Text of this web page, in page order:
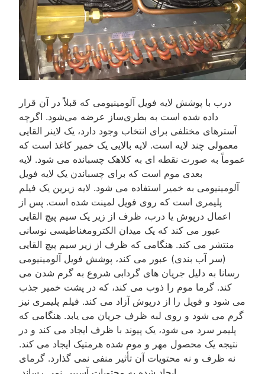
درب با پوشش لایه فویل آلومینیومی که قبلاً در آن قرار
داده شده است به بطری‌ساز عرضه می‌شود. اگرچه
آسترهای مختلفی برای انتخاب وجود دارد، یک لاینر القایی
معمولی چند لایه است. لایه بالایی یک خمیر کاغذ است که
عموماً به صورت نقطه ای به کلاهک چسبانده می شود. لایه
بعدی موم است که برای چسباندن یک لایه فویل
آلومینیومی به خمیر استفاده می شود. لایه زیرین یک فیلم
پلیمری است که روی فویل لمینت شده است. پس از
اعمال درپوش یا درب، ظرف از زیر یک سیم پیچ القایی
عبور می کند که یک میدان الکترومغناطیسی نوسانی
منتشر می کند. هنگامی که ظرف از زیر سیم پیچ القایی
(سر آب بندی) عبور می کند، پوشش فویل آلومینیومی
رسانا به دلیل جریان های گردابی شروع به گرم شدن می
کند. گرما موم را ذوب می کند، که در پشت خمیر جذب
می شود و فویل را از درپوش آزاد می کند. فیلم پلیمری نیز
گرم می شود و روی لبه ظرف جریان می یابد. هنگامی که
پلیمر سرد می شود، یک پیوند با ظرف ایجاد می کند و در
نتیجه یک محصول مهر و موم شده هرمتیک ایجاد می کند.
نه ظرف و نه محتویات آن تأثیر منفی نمی گذارد. گرمای